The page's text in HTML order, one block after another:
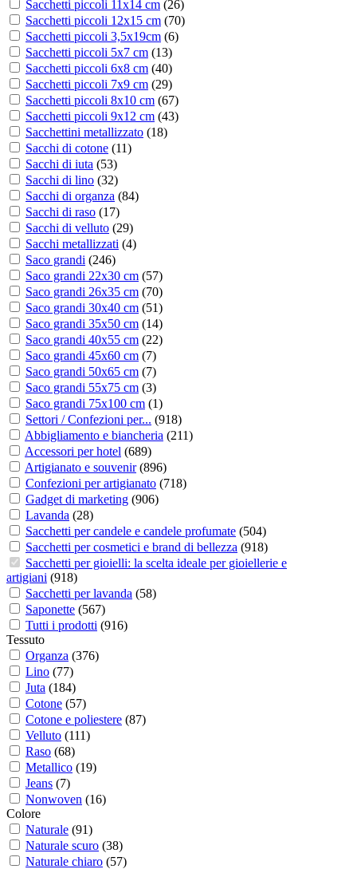
Sacchetti piccoli 11x14 cm (26)
Sacchetti piccoli 12x15 cm (70)
Sacchetti piccoli 3,5x19cm (6)
Sacchetti piccoli 5x7 cm (13)
Sacchetti piccoli 6x8 cm (40)
Sacchetti piccoli 7x9 cm (29)
Sacchetti piccoli 8x10 cm (67)
Sacchetti piccoli 9x12 cm (43)
Sacchettini metallizzato (18)
Sacchi di cotone (11)
Sacchi di iuta (53)
Sacchi di lino (32)
Sacchi di organza (84)
Sacchi di raso (17)
Sacchi di velluto (29)
Sacchi metallizzati (4)
Saco grandi (246)
Saco grandi 22x30 cm (57)
Saco grandi 26x35 cm (70)
Saco grandi 30x40 cm (51)
Saco grandi 35x50 cm (14)
Saco grandi 40x55 cm (22)
Saco grandi 45x60 cm (7)
Saco grandi 50x65 cm (7)
Saco grandi 55x75 cm (3)
Saco grandi 75x100 cm (1)
Settori / Confezioni per... (918)
Abbigliamento e biancheria (211)
Accessori per hotel (689)
Artigianato e souvenir (896)
Confezioni per artigianato (718)
Gadget di marketing (906)
Lavanda (28)
Sacchetti per candele e candele profumate (504)
Sacchetti per cosmetici e brand di bellezza (918)
Sacchetti per gioielli: la scelta ideale per gioiellerie e
artigiani (918)
Sacchetti per lavanda (58)
Saponette (567)
Tutti i prodotti (916)
Tessuto
Organza (376)
Lino (77)
Juta (184)
Cotone (57)
Cotone e poliestere (87)
Velluto (111)
Raso (68)
Metallico (19)
Jeans (7)
Nonwoven (16)
Colore
Naturale (91)
Naturale scuro (38)
Naturale chiaro (57)